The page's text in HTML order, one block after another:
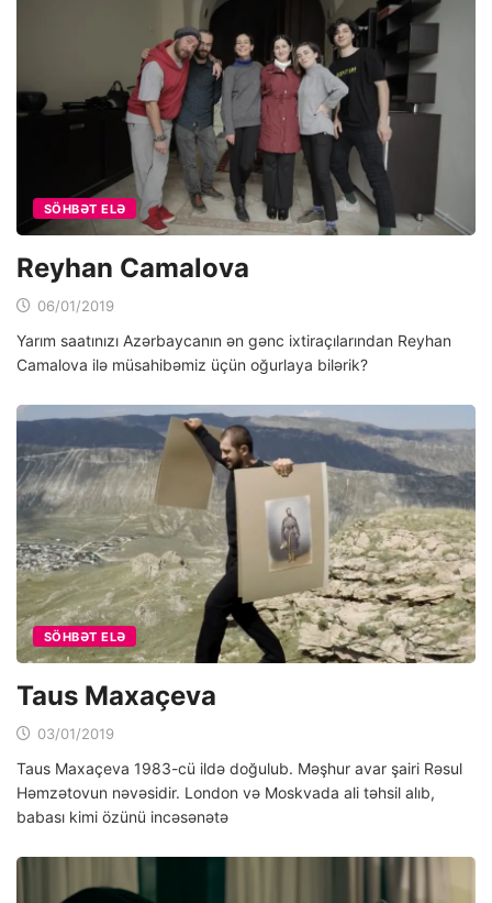
SÖHBƏT ELƏ
Reyhan Camalova
06/01/2019
Yarım saatınızı Azərbaycanın ən gənc ixtiraçılarından Reyhan
Camalova ilə müsahibəmiz üçün oğurlaya bilərik?
SÖHBƏT ELƏ
Taus Maxaçeva
03/01/2019
Taus Maxaçeva 1983-cü ildə doğulub. Məşhur avar şairi Rəsul
Həmzətovun nəvəsidir. London və Moskvada ali təhsil alıb,
babası kimi özünü incəsənətə